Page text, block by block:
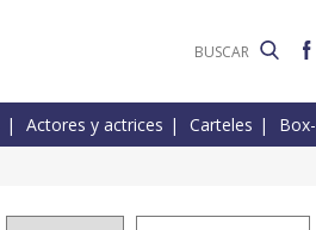
Actores y actrices Carteles